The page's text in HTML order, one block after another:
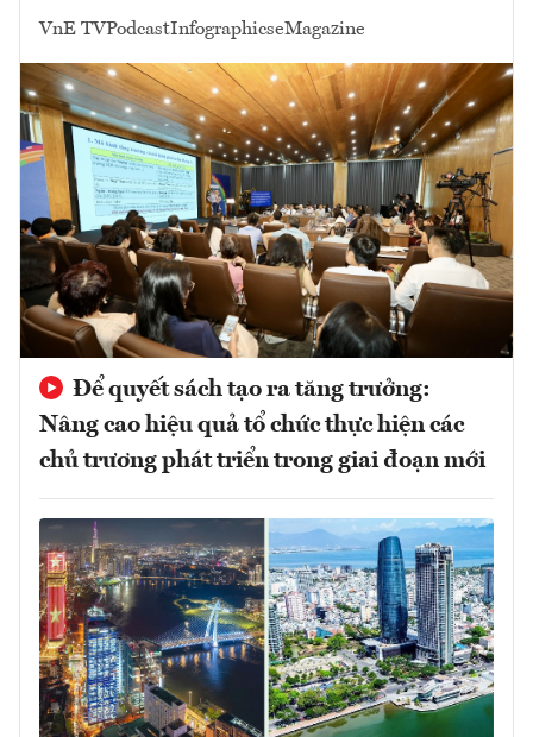
VnE TVPodcastInfographicseMagazine
Để quyết sách tạo ra tăng trưởng:
Nâng cao hiệu quả tổ chức thực hiện các
chủ trương phát triển trong giai đoạn mới